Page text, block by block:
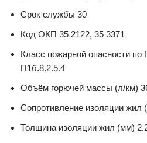
Срок службы 30
Код ОКП 35 2122, 35 3371
Класс пожарной опасности
П1б.8.2.5.4
Объём горючей массы (л/км)
Сопротивление изоляции
Толщина изоляции жил (мм)